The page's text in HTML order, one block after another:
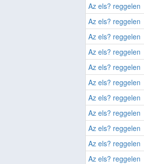
Az els? reggelen
Az els? reggelen
Az els? reggelen
Az els? reggelen
Az els? reggelen
Az els? reggelen
Az els? reggelen
Az els? reggelen
Az els? reggelen
Az els? reggelen
Az els? reggelen